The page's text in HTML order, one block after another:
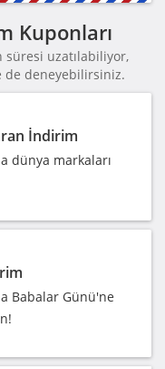
Kuponları
süresi uzatılabiliyor,
de deneyebilirsiniz.
İndirim
dünya markaları
Babalar Günü'ne